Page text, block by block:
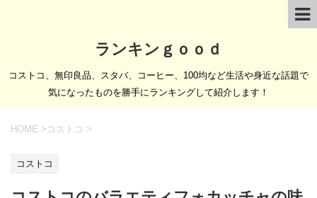
ランキンｇｏｏｄ
コストコ、無印良品、スタバ、コーヒー、100均など生活や身近な話題で
気になったものを勝手にランキングして紹介します！
HOME > コストコ >
コストコ